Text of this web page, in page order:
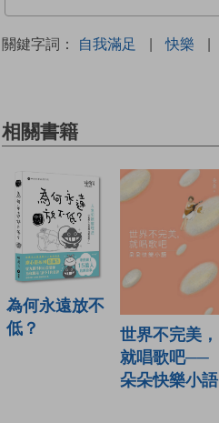
關鍵字詞： 自我滿足 | 快樂 |
相關書籍
為何永遠放不
低？
世界不完美，
就唱歌吧──
朵朵快樂小語